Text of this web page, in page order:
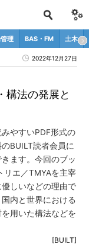
理 BAS・FM 土木
2022年12月27日
法の発展と
やすいPDF形式の
BUILT読者会員に
ます。今回のブッ
リエ／TMYAを主宰
しいなどの理由で
内と世界における
用いた構法などを
[BUILT]